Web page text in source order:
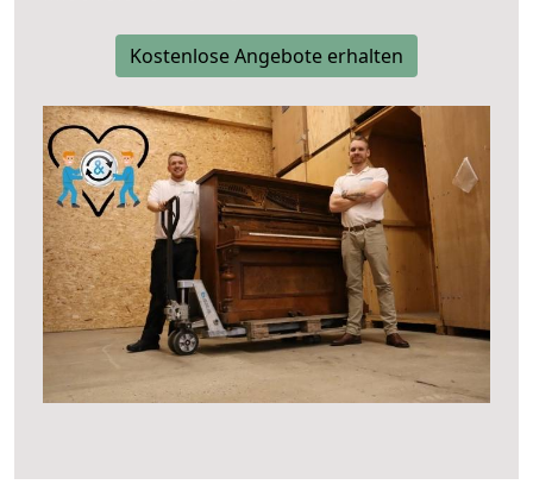
Kostenlose Angebote erhalten